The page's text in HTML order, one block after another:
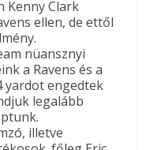
Kenny Clark
ellen, de ettől
nüansznyi
a Ravens és a
yardot engedtek
legalább
illetve